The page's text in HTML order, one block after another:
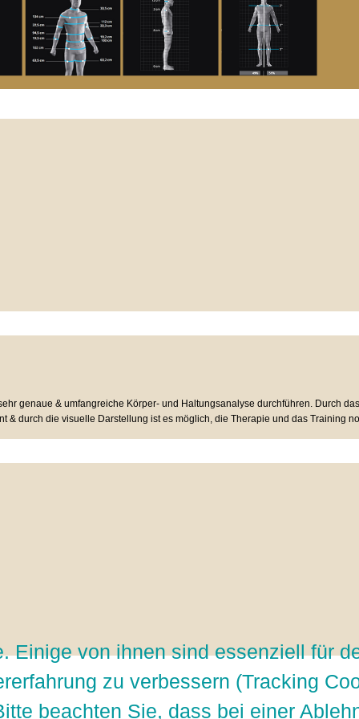
genaue & umfangreiche Körper- und Haltungsanalyse durchführen. Durch
durch die visuelle Darstellung ist es möglich, die Therapie und das Training
Einige von ihnen sind essenziell für
zu verbessern (Tracking
beachten Sie, dass bei einer